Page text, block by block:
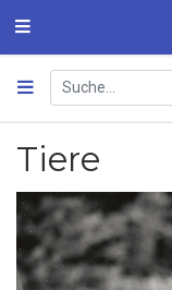
Tiere